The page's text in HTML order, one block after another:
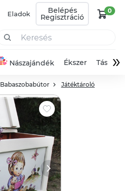
Eladok Belépés
Regisztráció
0
Nászajándék Ékszer Táska»
Babaszobabútor Játéktároló